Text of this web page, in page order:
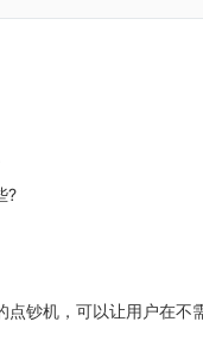
?
钞机，可以让用户在不